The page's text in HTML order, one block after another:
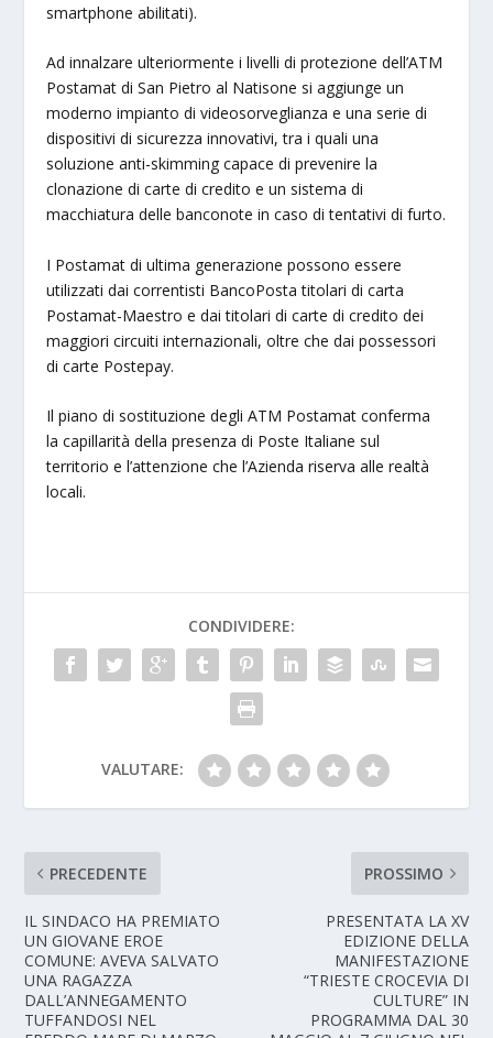
smartphone abilitati).
Ad innalzare ulteriormente i livelli di protezione dell’ATM
Postamat di San Pietro al Natisone si aggiunge un
moderno impianto di videosorveglianza e una serie di
dispositivi di sicurezza innovativi, tra i quali una
soluzione anti-skimming capace di prevenire la
clonazione di carte di credito e un sistema di
macchiatura delle banconote in caso di tentativi di furto.
I Postamat di ultima generazione possono essere
utilizzati dai correntisti BancoPosta titolari di carta
Postamat-Maestro e dai titolari di carte di credito dei
maggiori circuiti internazionali, oltre che dai possessori
di carte Postepay.
Il piano di sostituzione degli ATM Postamat conferma
la capillarità della presenza di Poste Italiane sul
territorio e l’attenzione che l’Azienda riserva alle realtà
locali.
CONDIVIDERE:
VALUTARE:
PRECEDENTE
IL SINDACO HA PREMIATO
UN GIOVANE EROE
COMUNE: AVEVA SALVATO
UNA RAGAZZA
DALL’ANNEGAMENTO
TUFFANDOSI NEL
PROSSIMO
PRESENTATA LA XV
EDIZIONE DELLA
MANIFESTAZIONE
“TRIESTE CROCEVIA DI
CULTURE” IN
PROGRAMMA DAL 30